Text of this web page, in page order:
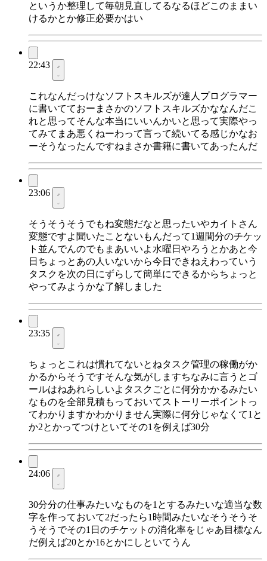
というか整理して毎朝見直してるなるほどこのままい
けるかとか修正必要かはい
22:43
これなんだっけなソフトスキルズが達人プログラマー
に書いてておーまさかのソフトスキルズかななんだこ
れと思ってそんな本当にいいんかいと思って実際やっ
てみてまあ悪くねーわって言って続いてる感じかなお
ーそうなったんですねまさか書籍に書いてあったんだ
23:06
そうそうそうでもね変態だなと思ったいやカイトさん
変態ですよ聞いたことないもんだって1週間分のチケッ
ト並んでんのでもまあいいよ水曜日やろうとかあと今
日ちょっとあの人いないから今日できねえわっていう
タスクを次の日にずらして簡単にできるからちょっと
やってみようかな了解しました
23:35
ちょっとこれは慣れてないとねタスク管理の稼働がか
かるからそうですそんな気がしますちなみに言うとゴ
ールはねあれらしいよタスクごとに何分かかるみたい
なものを全部見積もっておいてストーリーポイントっ
てわかりますかわかりません実際に何分じゃなくて1と
か2とかってつけといてその1を例えば30分
24:06
30分分の仕事みたいなものを1とするみたいな適当な数
字を作っておいて2だったら1時間みたいなそうそうそ
うそうでその1日のチケットの消化率をじゃあ目標なん
だ例えば20とか16とかにしといてうん